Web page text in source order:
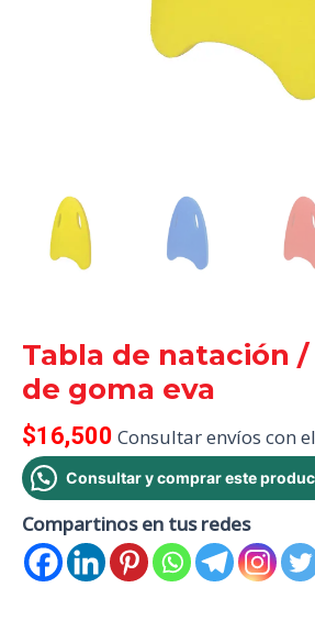
Tabla de natación
de goma eva
$16,500 Consultar envíos con
Consultar y comprar este
Compartinos en tus redes